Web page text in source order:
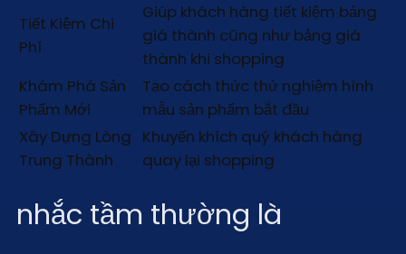
Tiết Kiệm Chi
Phí
Giúp khách hàng tiết kiệm bảng
giá thành cũng như bảng giá
thành khi shopping
Khám Phá Sản
Phẩm Mới
Tạo cách thức thử nghiệm hình
mẫu sản phẩm bắt đầu
Xây Dựng Lòng
Trung Thành
Khuyến khích quý khách hàng
quay lại shopping
nhắc tầm thường là